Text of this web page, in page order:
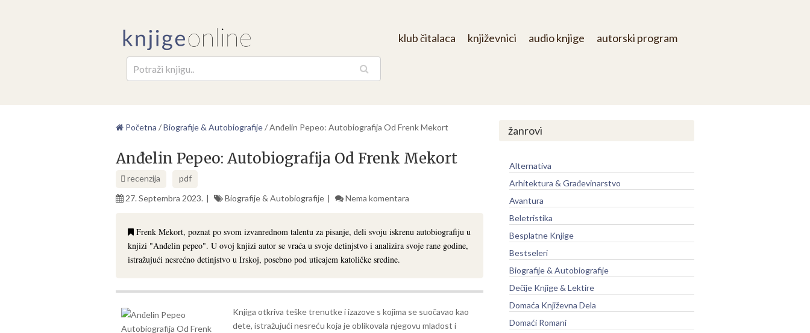
klub čitalaca književnici audio knjige autorski program
Početna /Biografije & Autobiografije/Anđelin Pepeo: Autobiografija Od Frenk Mekort
Anđelin Pepeo: Autobiografija Od Frenk Mekort
recenzija
pdf
27. Septembra 2023.
Biografije & Autobiografije Nema komentara
Frenk Mekort, poznat po svom izvanrednom talentu za pisanje, deli svoju iskrenu autobiografiju u
knjizi "Anđelin pepeo". U ovoj knjizi autor se vraća u svoje detinjstvo i analizira svoje rane godine,
istražujući nesrećno detinjstvo u Irskoj, posebno pod uticajem katoličke sredine.
Knjiga otkriva teške trenutke i izazove s kojima se suočavao kao
dete, istražujući nesreću koja je oblikovala njegovu mladost i
žanrovi
Alternativa
Arhitektura & Građevinarstvo
Avantura
Beletristika
Besplatne Knjige
Bestseleri
Biografije & Autobiografije
Dečije Knjige & Lektire
Domaća Književna Dela
Domaći Romani